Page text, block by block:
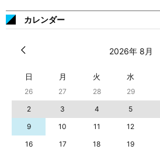
カレンダー
2026年 8月
日 月 火 水
26 27 28 29
2
3 4 5
9
10 11 12
16
17 18 19